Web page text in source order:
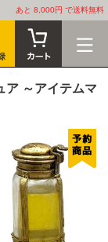
あと 8,000円 で送料無料
ア ～アイテムマ